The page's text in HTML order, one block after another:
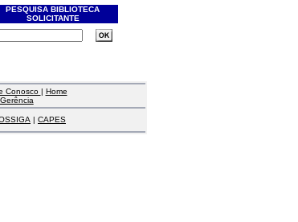
PESQUISA BIBLIOTECA
SOLICITANTE
Conosco | Home
Gerência
| CAPES